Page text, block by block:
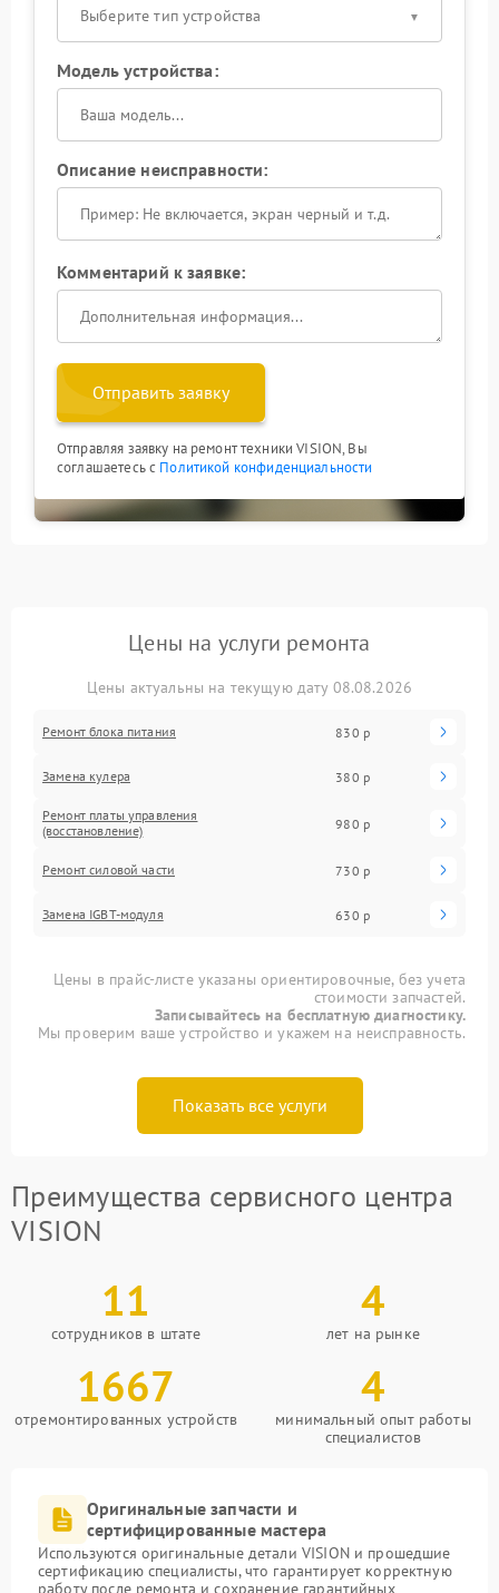
Выберите тип устройства
Модель устройства:
Описание неисправности:
Комментарий к заявке:
Отправить заявку
Отправляя заявку на ремонт техники VISION, Вы
соглашаетесь с Политикой конфиденциальности
Цены на услуги ремонта
Цены актуальны на текущую дату 08.08.2026
Ремонт блока питания 830 р
Замена кулера 380 р
Ремонт платы управления
(восстановление)
980 р
Ремонт силовой части 730 р
Замена IGBT-модуля 630 р
Цены в прайс-листе указаны ориентировочные, без учета
стоимости запчастей.
Записывайтесь на бесплатную диагностику.
Мы проверим ваше устройство и укажем на неисправность.
Показать все услуги
Преимущества сервисного центра
VISION
11
сотрудников в штате
4
лет на рынке
1667
отремонтированных устройств
4
минимальный опыт работы
специалистов
Оригинальные запчасти и
сертифицированные мастера
Используются оригинальные детали VISION и прошедшие
сертификацию специалисты, что гарантирует корректную
работу после ремонта и сохранение гарантийных